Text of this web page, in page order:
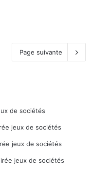
Page suivante
de sociétés
jeux de sociétés
jeux de sociétés
jeux de sociétés